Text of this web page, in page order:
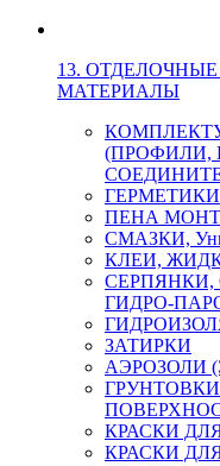
13.
МАТЕРИАЛЫ
(ПРОФИЛИ,
ГЕРМЕТИКИ
ПЕНА
СМАЗКИ,
КЛЕИ,
СЕРПЯНКИ,
ГИДРО-
ЗАТИРКИ
АЭРОЗОЛИ
КРАСКИ
КРАСКИ ДЛЯ